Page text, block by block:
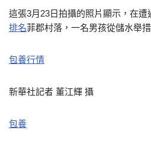
這張3月23日拍攝的照片顯示，在遭
排名菲郡村落，一名男孩從儲水舉
包養行情
新華社記者 董江輝 攝
包養